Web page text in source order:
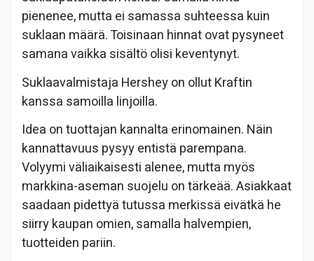
pienenee, mutta ei samassa suhteessa kuin
suklaan määrä. Toisinaan hinnat ovat pysyneet
samana vaikka sisältö olisi keventynyt.
Suklaavalmistaja Hershey on ollut Kraftin
kanssa samoilla linjoilla.
Idea on tuottajan kannalta erinomainen. Näin
kannattavuus pysyy entistä parempana.
Volyymi väliaikaisesti alenee, mutta myös
markkina-aseman suojelu on tärkeää. Asiakkaat
saadaan pidettyä tutussa merkissä eivätkä he
siirry kaupan omien, samalla halvempien,
tuotteiden pariin.